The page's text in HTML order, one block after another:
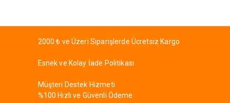
2000 ₺ ve Üzeri Siparişlerde Ücretsiz Kargo
Esnek ve Kolay İade Politikası
Müşteri Destek Hizmeti
%100 Hızlı ve Güvenli Ödeme